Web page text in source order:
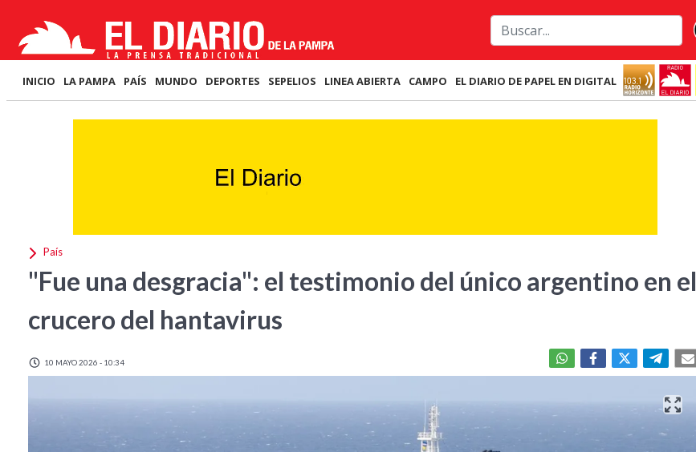
INICIO LA PAMPA PAÍS MUNDO DEPORTES SEPELIOS LINEA ABIERTA CAMPO EL DIARIO DE PAPEL EN DIGITAL
País
"Fue una desgracia": el testimonio del único argentino en el
crucero del hantavirus
10 MAYO 2026 - 10:34